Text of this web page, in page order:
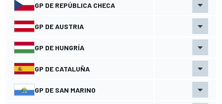
GP DE REPÚBLICA CHECA
GP DE AUSTRIA
GP DE HUNGRÍA
GP DE CATALUÑA
GP DE SAN MARINO